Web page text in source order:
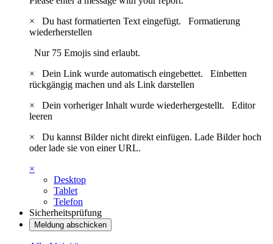
×
Du hast formatierten Text eingefügt. Formatierung
wiederherstellen
Nur 75 Emojis sind erlaubt.
×
Dein Link wurde automatisch eingebettet. Einbetten
rückgängig machen und als Link darstellen
×
Dein vorheriger Inhalt wurde wiederhergestellt. Editor
leeren
×
Du kannst Bilder nicht direkt einfügen. Lade Bilder hoch
oder lade sie von einer URL.
×
Desktop
Tablet
Telefon
Sicherheitsprüfung
Meldung abschicken